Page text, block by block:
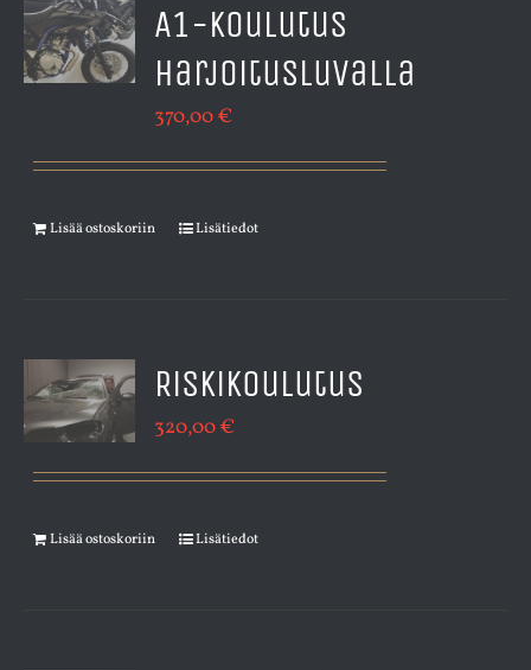
A1-koulutus
harjoitusluvalla
370,00€
Lisää ostoskoriin Lisätiedot
Riskikoulutus
320,00€
Lisää ostoskoriin Lisätiedot